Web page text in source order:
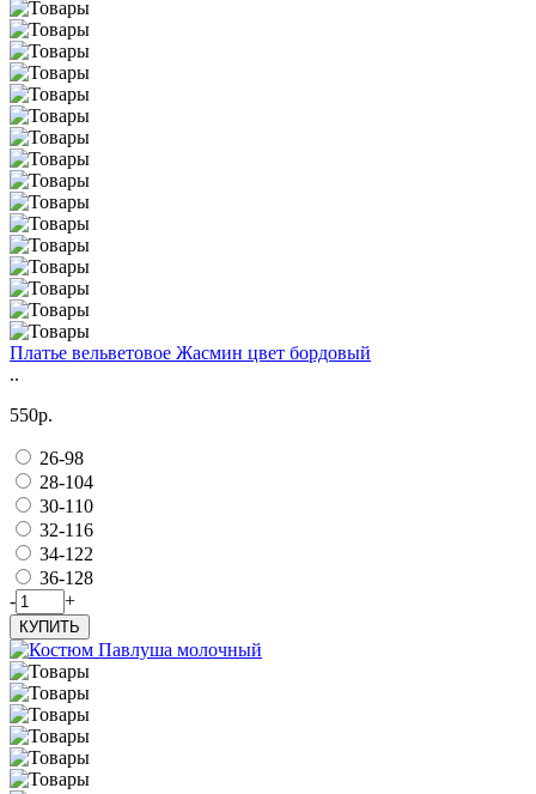
Платье вельветовое Жасмин цвет бордовый
..
550р.
26-98
28-104
30-110
32-116
34-122
36-128
-
+
КУПИТЬ